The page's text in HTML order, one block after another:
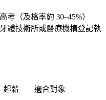
考（及格率約 30–45%）
體技術所或醫療機構登記執
起薪 適合對象